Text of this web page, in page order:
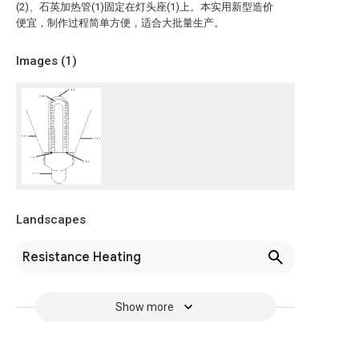
(2)、石英加热管(1)固定在灯头座(1)上。本实用新型造价
便宜，制作过程简单方便，适合大批量生产。
Images (1)
Landscapes
Resistance Heating
Show more